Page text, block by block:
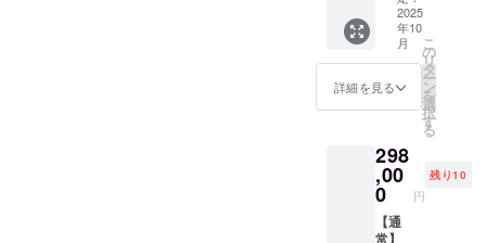
報 ・
メー
カー所
在地
（国）
： 日本
・製造
本 ・法
人名：
株式会
社
SALVAT
ORE 2.
サイズ
とス
テッ
カーを
ご提供
しま
す。 ・
展開：
白, 黒，
グレー
・商品
ステッ
カーサ
2025
年10
月
詳細を見る
こ
の
リ
タ
ー
ン
を
選
択
す
る
298
,00
0 円
残り10
【通
常】